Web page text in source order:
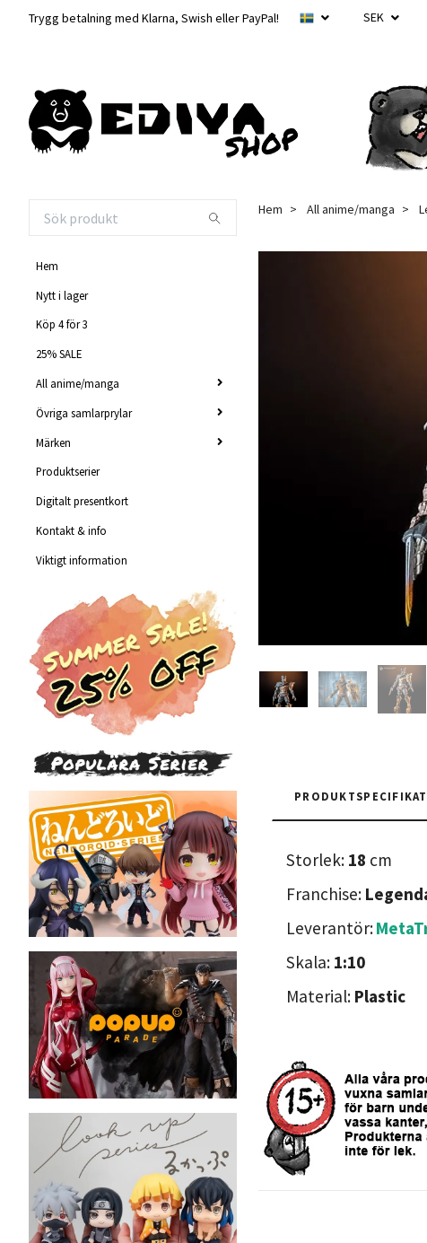
Trygg betalning med Klarna, Swish eller PayPal! SEK
Hem
Nytt i lager
Köp 4 för 3
25% SALE
All anime/manga
Övriga samlarprylar
Märken
Produktserier
Digitalt presentkort
Kontakt & info
Viktigt information
Hem All anime/manga
Storlek: 18 cm
Franchise:
Leverantör:
Skala: 1:10
Material: Plastic